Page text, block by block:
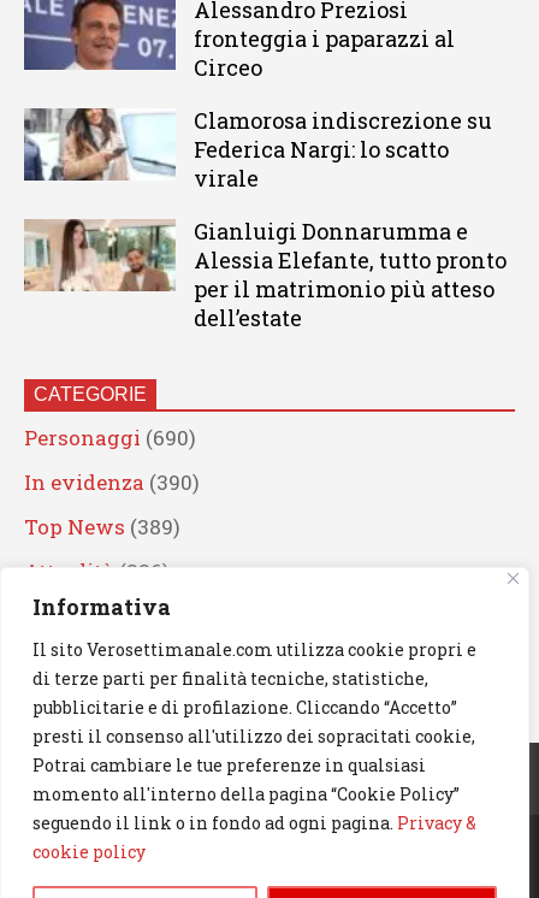
Informativa
Il sito Verosettimanale.com utilizza cookie propri e
di terze parti per finalità tecniche, statistiche,
pubblicitarie e di profilazione. Cliccando “Accetto”
presti il consenso all'utilizzo dei sopracitati cookie,
Potrai cambiare le tue preferenze in qualsiasi
momento all'interno della pagina “Cookie Policy”
seguendo il link o in fondo ad ogni pagina. Privacy &
cookie policy
Alessandro Preziosi
fronteggia i paparazzi al
Circeo
Clamorosa indiscrezione su
Federica Nargi: lo scatto
virale
Gianluigi Donnarumma e
Alessia Elefante, tutto pronto
per il matrimonio più atteso
dell’estate
CATEGORIE
Personaggi (690)
In evidenza (390)
Top News (389)
Attualità (336)
Eventi(330)
Artisti (241)
News(239)
Cerca
© 2023 Verosettimanale.com. All rights reserved.